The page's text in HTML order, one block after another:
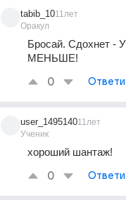
tabib_10
Оракул
11лет
Бросай. Сдохнет
МЕНЬШЕ!
0
user_1495140
Ученик
11лет
хороший шантаж!
0